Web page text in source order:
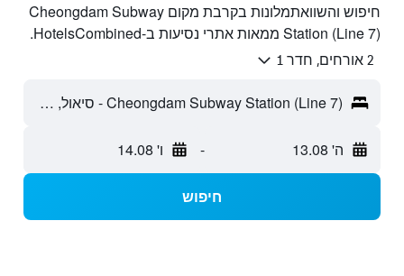
חיפוש והשוואתמלונות בקרבת מקום Cheongdam Subway
Station (Line 7) ממאות אתרי נסיעות ב-HotelsCombined.
2 אורחים, חדר 1
Cheongdam Subway Station (Line 7) - סיאול, דרום קוריאה
ה' 13.08 - ו' 14.08
חיפוש